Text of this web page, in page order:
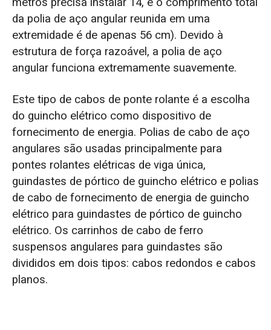
da polia de aço angular reunida em uma
extremidade é de apenas 56 cm). Devido à
estrutura de força razoável, a polia de aço
angular funciona extremamente suavemente.
Este tipo de cabos de ponte rolante é a escolha
do guincho elétrico como dispositivo de
fornecimento de energia. Polias de cabo de aço
angulares são usadas principalmente para
pontes rolantes elétricas de viga única,
guindastes de pórtico de guincho elétrico e polias
de cabo de fornecimento de energia de guincho
elétrico para guindastes de pórtico de guincho
elétrico. Os carrinhos de cabo de ferro
suspensos angulares para guindastes são
divididos em dois tipos: cabos redondos e cabos
planos.